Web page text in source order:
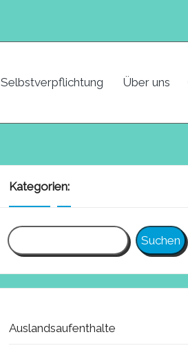
Selbstverpflichtung Über uns
Kategorien:
Suchen
Auslandsaufenthalte